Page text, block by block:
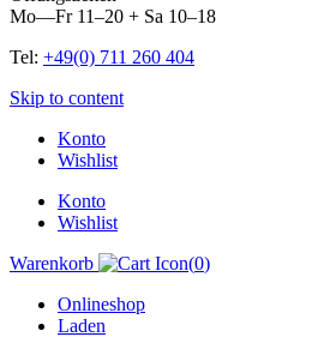
Mo—Fr 11–20 + Sa 10–18
Tel: +49(0) 711 260 404
Skip to content
Konto
Wishlist
Konto
Wishlist
Warenkorb
(0)
Onlineshop
Laden